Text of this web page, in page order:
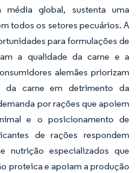
média global, sustenta uma
todos os setores pecuários. A
para formulações de
a qualidade da carne e a
alemães priorizam
carne em detrimento da
por rações que apoiem
e o posicionamento de
de rações respondem
nutrição especializados que
proteica e apoiam a produção